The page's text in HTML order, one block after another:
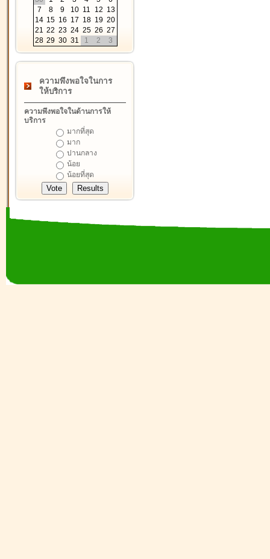
7
8 9 10 11 12 13
14 15 16 17 18 19 20
21 22 23 24 25 26 27
28 29 30 31 1 2 3
ความพึงพอใจในการ
ให้บริการ
ความพึงพอใจในด้านการให้
บริการ
มากที่สุด
มาก
ปานกลาง
น้อย
น้อยที่สุด